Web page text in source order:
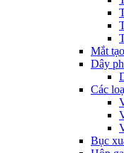
Mắt
Dây
Các
Bục